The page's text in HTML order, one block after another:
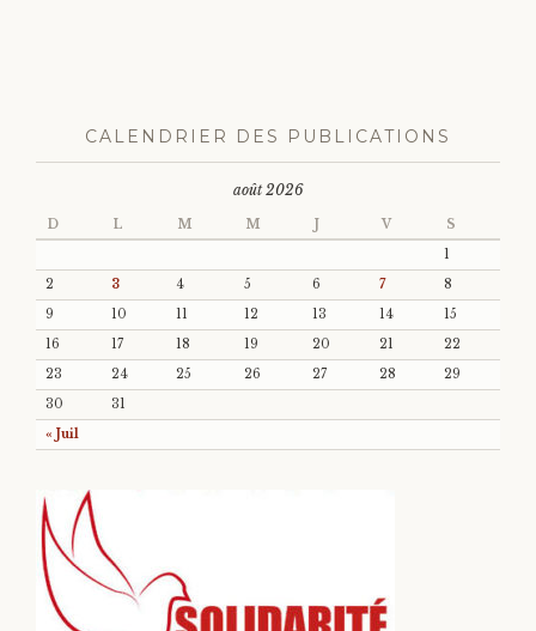
CALENDRIER DES PUBLICATIONS
août 2026
D L M M J V S
« Juil
1
2
3 4 5 6 7
8
9
10 11 12 13 14
15
16
17 18 19 20 21
22
23
24 25 26 27 28
29
30
31